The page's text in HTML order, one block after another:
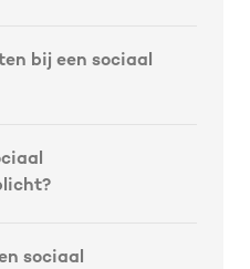
bij een sociaal
sociaal